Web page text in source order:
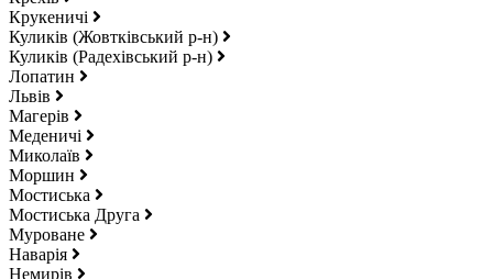
Крукеничі
Куликів (Жовтківський р-н)
Куликів (Радехівський р-н)
Лопатин
Львів
Магерів
Меденичі
Миколаїв
Моршин
Мостиська
Мостиська Друга
Муроване
Наварія
Немирів